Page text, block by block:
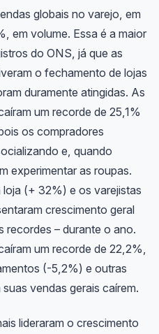
globais no varejo, em
em volume. Essa é a maior
do ONS, já que as
o fechamento de lojas
duramente atingidas. As
um recorde de 25,1%
os compradores
e, quando
experimentar as roupas.
(+ 32%) e os varejistas
crescimento geral
recordes – durante o ano.
um recorde de 22,2%,
(-5,2%) e outras
vendas gerais caírem.
lideraram o crescimento